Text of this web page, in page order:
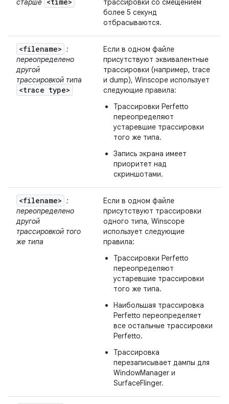
старше
трассировки со смещением
более 5 секунд
отбрасываются.
<filename> :
переопределено
другой
трассировкой типа
<trace type>
Если в одном файле
присутствуют эквивалентные
трассировки (например, trace
и dump), Winscope использует
следующие правила:
Трассировки Perfetto
переопределяют
устаревшие трассировки
того же типа.
Запись экрана имеет
приоритет над
скриншотами.
<filename> :
переопределено
другой
трассировкой того
же типа
Если в одном файле
присутствуют трассировки
одного типа, Winscope
использует следующие
правила:
Трассировки Perfetto
переопределяют
устаревшие трассировки
того же типа.
Наибольшая трассировка
Perfetto переопределяет
все остальные трассировки
Perfetto.
Трассировка
перезаписывает дампы для
WindowManager и
SurfaceFlinger.